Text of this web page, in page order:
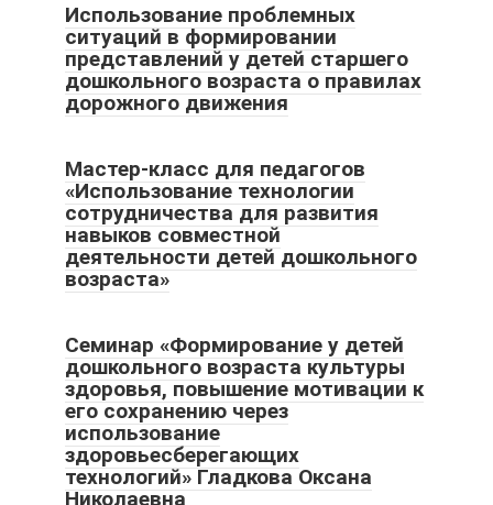
Использование проблемных
ситуаций в формировании
представлений у детей старшего
дошкольного возраста о правилах
дорожного движения
Мастер-класс для педагогов
«Использование технологии
сотрудничества для развития
навыков совместной
деятельности детей дошкольного
возраста»
Семинар «Формирование у детей
дошкольного возраста культуры
здоровья, повышение мотивации к
его сохранению через
использование
здоровьесберегающих
технологий» Гладкова Оксана
Николаевна